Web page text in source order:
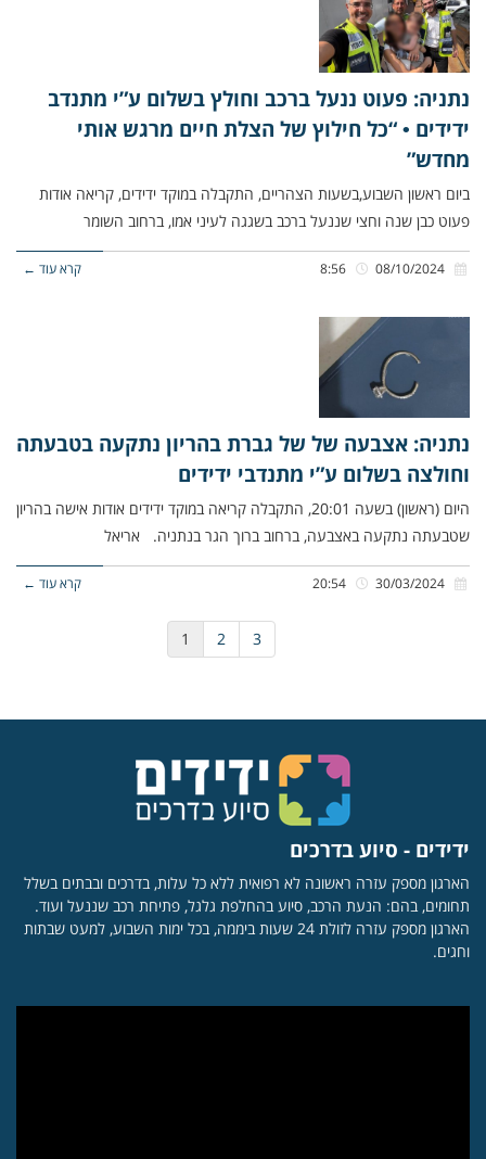
נתניה: פעוט ננעל ברכב וחולץ בשלום ע”י מתנדב
ידידים • “כל חילוץ של הצלת חיים מרגש אותי
מחדש”
ביום ראשון השבוע,בשעות הצהריים, התקבלה במוקד ידידים, קריאה אודות
פעוט כבן שנה וחצי שננעל ברכב בשגגה לעיני אמו, ברחוב השומר
קרא עוד ←
נתניה: אצבעה של של גברת בהריון נתקעה בטבעתה
וחולצה בשלום ע”י מתנדבי ידידים
היום (ראשון) בשעה 20:01, התקבלה קריאה במוקד ידידים אודות אישה בהריון
שטבעתה נתקעה באצבעה, ברחוב ברוך הגר בנתניה. אריאל
קרא עוד ←
1 2 3
ידידים - סיוע בדרכים
הארגון מספק עזרה ראשונה לא רפואית ללא כל עלות, בדרכים ובבתים בשלל
תחומים, בהם: הנעת הרכב, סיוע בהחלפת גלגל, פתיחת רכב שננעל ועוד.
הארגון מספק עזרה לזולת 24 שעות ביממה, בכל ימות השבוע, למעט שבתות
וחגים.